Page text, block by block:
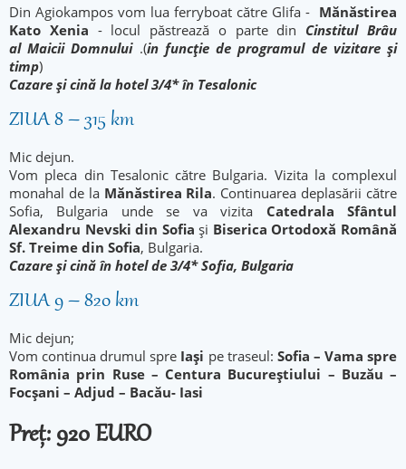
Din Agiokampos vom lua ferryboat către Glifa - Mănăstirea
Kato Xenia - locul păstrează o parte din Cinstitul Brâu
al Maicii Domnului.(in funcție de programul de vizitare și
timp)
Cazare și cină la hotel 3/4* în Tesalonic
ZIUA 8 – 315 km
Mic dejun.
Vom pleca din Tesalonic către Bulgaria. Vizita la complexul
monahal de la Mănăstirea Rila. Continuarea deplasării către
Sofia, Bulgaria unde se va vizita Catedrala Sfântul
Alexandru Nevski din Sofia și Biserica Ortodoxă Română
Sf. Treime din Sofia, Bulgaria.
Cazare și cină în hotel de 3/4* Sofia, Bulgaria
ZIUA 9 – 820 km
Mic dejun;
Vom continua drumul spre Iași pe traseul: Sofia – Vama spre
România prin Ruse – Centura Bucureștiului – Buzău –
Focșani – Adjud – Bacău- Iasi
Preț: 920 EURO